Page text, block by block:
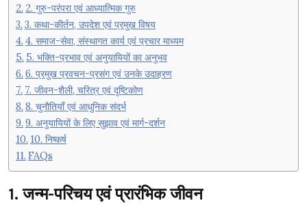
2. गुरु-परंपरा एवं आध्यात्मिक गुरु
3. कथा-कीर्तन, उपदेश एवं प्रमुख विषय
4. समाज-सेवा, संस्थागत कार्य एवं प्रचार माध्यम
5. भक्ति-प्रभाव एवं अनुयायियों का अनुभव
6. प्रमुख प्रवचन-प्रसंग एवं उनके उदाहरण
7. जीवन-शैली, चरित्र एवं दृष्टिकोण
8. चुनौतियाँ एवं आधुनिक संदर्भ
9. अनुयायियों के लिए सुझाव एवं मार्ग-दर्शन
10. निष्कर्ष
FAQs
1. जन्म-परिचय एवं प्रारंभिक जीवन